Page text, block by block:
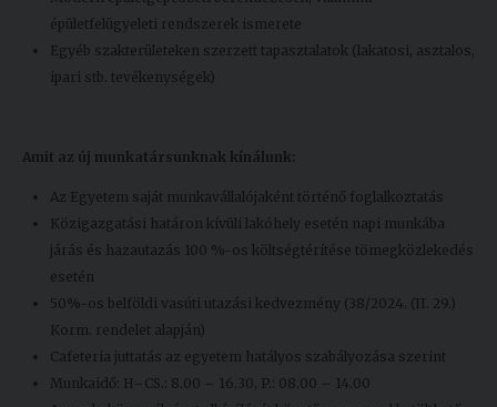
épületfelügyeleti rendszerek ismerete
Egyéb szakterületeken szerzett tapasztalatok (lakatosi, asztalos,
ipari stb. tevékenységek)
Amit az új munkatársunknak kínálunk:
Az Egyetem saját munkavállalójaként történő foglalkoztatás
Közigazgatási határon kívüli lakóhely esetén napi munkába
járás és hazautazás 100 %-os költségtérítése tömegközlekedés
esetén
50%-os belföldi vasúti utazási kedvezmény (38/2024. (II. 29.)
Korm. rendelet alapján)
Cafeteria juttatás az egyetem hatályos szabályozása szerint
Munkaidő: H–CS.: 8.00 – 16.30, P.: 08.00 – 14.00